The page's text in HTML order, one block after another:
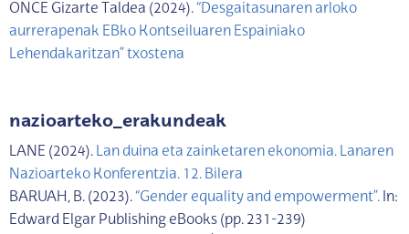
ONCE Gizarte Taldea (2024). “Desgaitasunaren arloko
aurrerapenak EBko Kontseiluaren Espainiako
Lehendakaritzan” txostena
nazioarteko_erakundeak
LANE (2024). Lan duina eta zainketaren ekonomia. Lanaren
Nazioarteko Konferentzia. 12. Bilera
BARUAH, B. (2023). “Gender equality and empowerment”. In:
Edward Elgar Publishing eBooks (pp. 231-239)